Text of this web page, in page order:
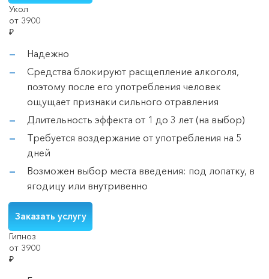
Укол
от 3900
₽
Надежно
Средства блокируют расщепление алкоголя,
поэтому после его употребления человек
ощущает признаки сильного отравления
Длительность эффекта от 1 до 3 лет (на выбор)
Требуется воздержание от употребления на 5
дней
Возможен выбор места введения: под лопатку, в
ягодицу или внутривенно
Заказать услугу
Гипноз
от 3900
₽